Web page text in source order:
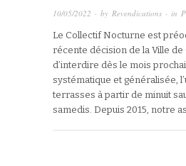
10/05/2022 · by Revendications · in
Le Collectif Nocturne est
récente décision de la Ville de
d’interdire dès le mois
systématique et généralisée,
terrasses à partir de minuit
samedis. Depuis 2015, notre